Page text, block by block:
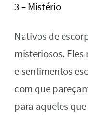
3 – Mistério
Nativos de
misteriosos.
e sentimentos
com que
para aqueles